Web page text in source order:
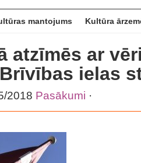
mantojums Kultūra
atzīmēs ar
ielas
2018 Pasākumi ·